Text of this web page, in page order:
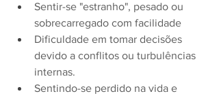
Sentir-se "estranho", pesado ou
sobrecarregado com facilidade
Dificuldade em tomar decisões
devido a conflitos ou turbulências
internas.
Sentindo-se perdido na vida e